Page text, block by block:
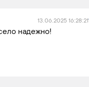
13.06.2025 16:28:21
надежно!